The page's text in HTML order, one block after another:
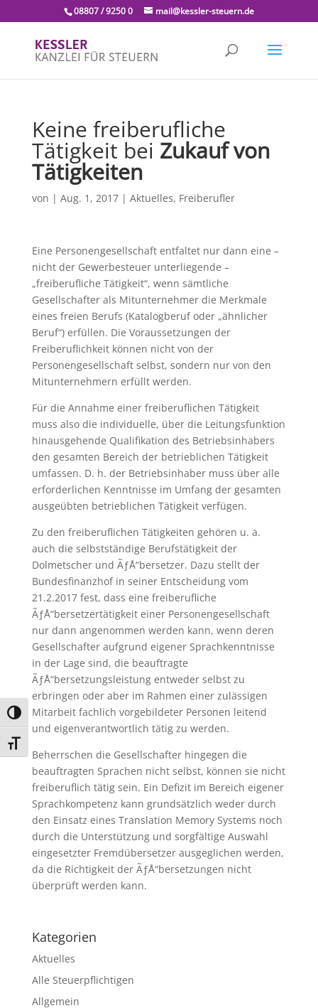
Umschalten auf hohe Kontraste
Schrift vergrößern
08807 / 9250 0 mail@kessler-steuern.de
Keine freiberufliche
Tätigkeit bei Zukauf von
Tätigkeiten
von | Aug. 1, 2017| Aktuelles, Freiberufler
Eine Personengesellschaft entfaltet nur dann eine –
nicht der Gewerbesteuer unterliegende –
„freiberufliche Tätigkeit“, wenn sämtliche
Gesellschafter als Mitunternehmer die Merkmale
eines freien Berufs (Katalogberuf oder „ähnlicher
Beruf“) erfüllen. Die Voraussetzungen der
Freiberuflichkeit können nicht von der
Personengesellschaft selbst, sondern nur von den
Mitunternehmern erfüllt werden.
Für die Annahme einer freiberuflichen Tätigkeit
muss also die individuelle, über die Leitungsfunktion
hinausgehende Qualifikation des Betriebsinhabers
den gesamten Bereich der betrieblichen Tätigkeit
umfassen. D. h. der Betriebsinhaber muss über alle
erforderlichen Kenntnisse im Umfang der gesamten
ausgeübten betrieblichen Tätigkeit verfügen.
Zu den freiberuflichen Tätigkeiten gehören u. a.
auch die selbstständige Berufstätigkeit der
Dolmetscher und ÃƒÅ“bersetzer. Dazu stellt der
Bundesfinanzhof in seiner Entscheidung vom
21.2.2017 fest, dass eine freiberufliche
ÃƒÅ“bersetzertätigkeit einer Personengesellschaft
nur dann angenommen werden kann, wenn deren
Gesellschafter aufgrund eigener Sprachkenntnisse
in der Lage sind, die beauftragte
ÃƒÅ“bersetzungsleistung entweder selbst zu
erbringen oder aber im Rahmen einer zulässigen
Mitarbeit fachlich vorgebildeter Personen leitend
und eigenverantwortlich tätig zu werden.
Beherrschen die Gesellschafter hingegen die
beauftragten Sprachen nicht selbst, können sie nicht
freiberuflich tätig sein. Ein Defizit im Bereich eigener
Sprachkompetenz kann grundsätzlich weder durch
den Einsatz eines Translation Memory Systems noch
durch die Unterstützung und sorgfältige Auswahl
eingesetzter Fremdübersetzer ausgeglichen werden,
da die Richtigkeit der ÃƒÅ“bersetzungen nicht
überprüft werden kann.
Kategorien
Aktuelles
Alle Steuerpflichtigen
Allgemein